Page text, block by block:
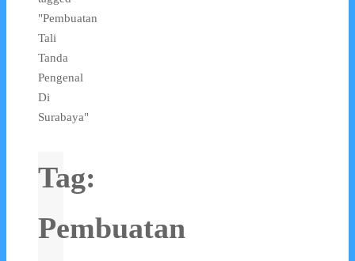
"Pembuatan
Tali
Tanda
Pengenal
Di
Surabaya"
Tag:
Pembuatan